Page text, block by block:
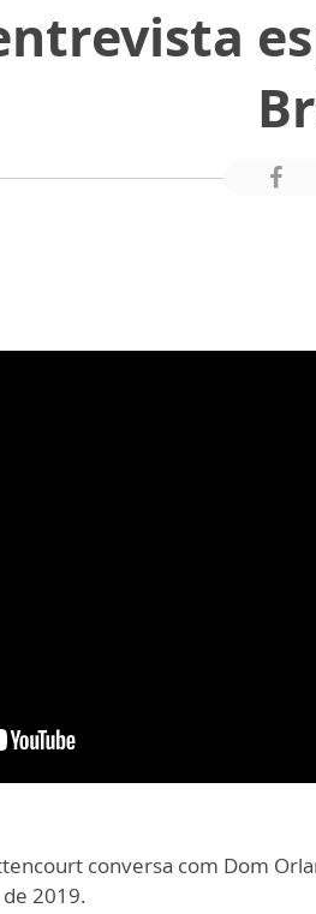
conversa com Dom
2019.